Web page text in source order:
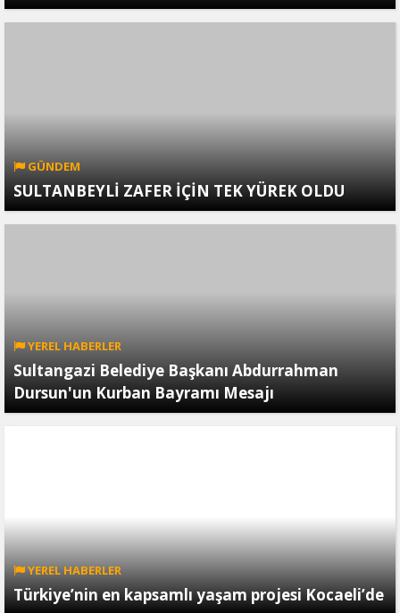
GÜNDEM
SULTANBEYLİ ZAFER İÇİN TEK YÜREK OLDU
YEREL HABERLER
Sultangazi Belediye Başkanı Abdurrahman
Dursun'un Kurban Bayramı Mesajı
YEREL HABERLER
Türkiye’nin en kapsamlı yaşam projesi Kocaeli’de